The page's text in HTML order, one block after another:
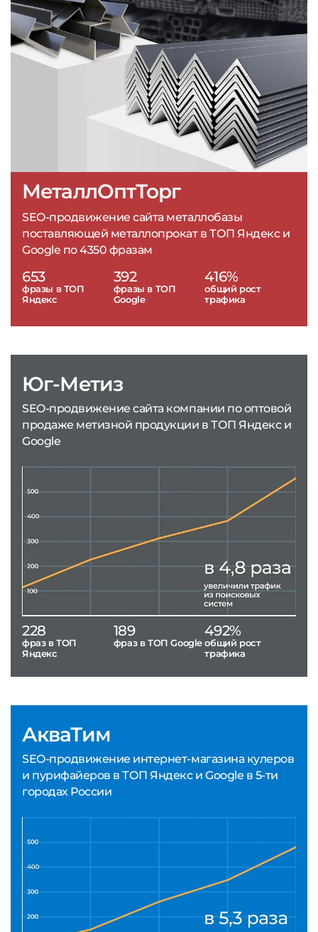
МеталлОптТорг
SEO-продвижение сайта металлобазы
поставляющей металлопрокат в ТОП Яндекс и
Google по 4350 фразам
653
фразы в ТОП
Яндекс
392
фразы в ТОП
Google
416%
общий рост
трафика
АкваТим
SEO-продвижение интернет-магазина кулеров
и пурифайеров в ТОП Яндекс и Google в 5-ти
городах России
Юг-Метиз
SEO-продвижение сайта компании по оптовой
продаже метизной продукции в ТОП Яндекс и
Google
228
фраз в ТОП
Яндекс
189
фраз в ТОП Google
492%
общий рост
трафика